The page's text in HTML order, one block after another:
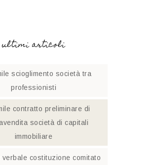
ultimi articoli
scioglimento società tra
professionisti​
contratto preliminare di
società di capitali
immobiliare
verbale costituzione comitato​